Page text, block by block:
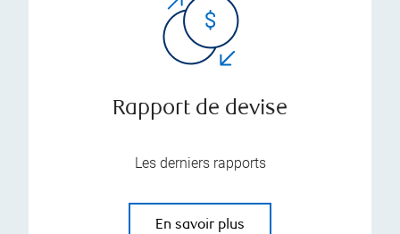
Rapport de devise
Les derniers rapports
En savoir plus